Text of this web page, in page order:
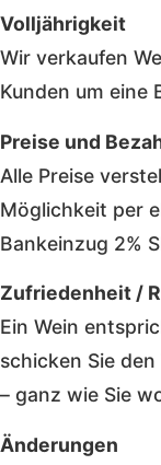
Volljährigkeit
Wir verkaufen
Kunden um eine
Preise und
Alle Preise
Möglichkeit per
Bankeinzug 2%
Zufriedenheit /
Ein Wein
schicken Sie
– ganz wie Sie
Änderungen